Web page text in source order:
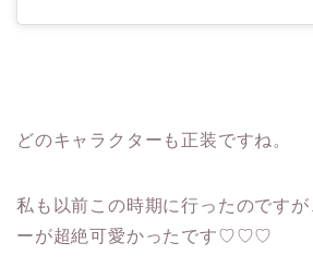
どのキャラクターも正装ですね。
私も以前この時期に行ったのです
ーが超絶可愛かったです♡♡♡